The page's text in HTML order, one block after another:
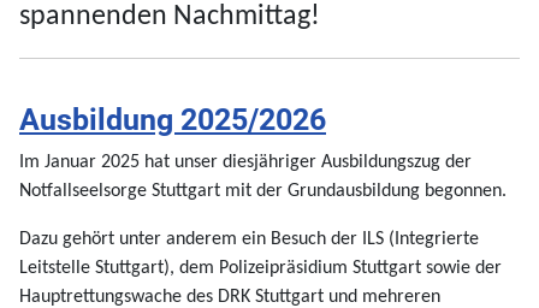
spannenden Nachmittag!
Ausbildung 2025/2026
Im Januar 2025 hat unser diesjähriger Ausbildungszug der
Notfallseelsorge Stuttgart mit der Grundausbildung begonnen.
Dazu gehört unter anderem ein Besuch der ILS (Integrierte
Leitstelle Stuttgart), dem Polizeipräsidium Stuttgart sowie der
Hauptrettungswache des DRK Stuttgart und mehreren